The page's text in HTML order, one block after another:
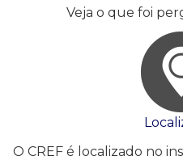
Veja o que foi
O CREF é localizado no